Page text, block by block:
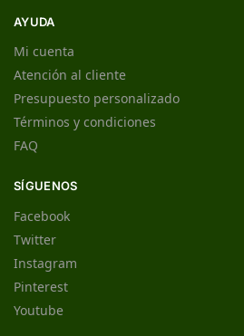
AYUDA
Mi cuenta
Atención al cliente
Presupuesto personalizado
Términos y condiciones
FAQ
SÍGUENOS
Facebook
Twitter
Instagram
Pinterest
Youtube